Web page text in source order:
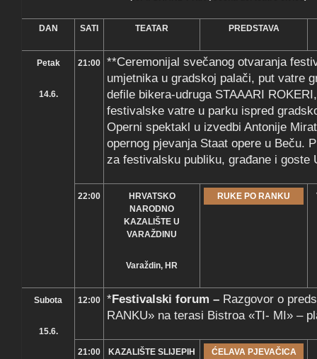
DAN SATI TEATAR PREDSTAVA
Petak
14.6.
21:00
**Ceremonijal svečanog otvaranja
umjetnika u gradskoj palači, put vatre
defile bikera-udruga STAAARI
festivalske vatre u parku ispred
Operni spektakl u izvedbi Antonije
opernog pjevanja Staat opere u Beču.
za festivalsku publiku, građane i goste
22:00
HRVATSKO
NARODNO
KAZALIŠTE U
VARAŽDINU
Varaždin, HR
RUKE PO RANKU
Subota
15.6.
12:00 *Festivalski forum – Razgovor o
RANKU» na terasi Bistroa «TI- MI» –
21:00
KAZALIŠTE SLIJEPIH
ĆELAVA PJEVAČICA